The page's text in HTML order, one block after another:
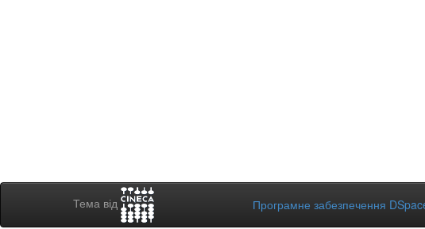
Тема від Програмне забезпечення